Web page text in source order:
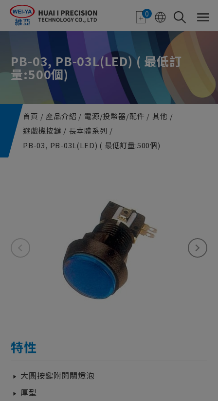
0
PB-03, PB-03L(LED) ( 最低訂
量:500個)
首頁 產品介紹 電源/投幣器/配件
其他
遊戲機按鍵
長本體系列
PB-03, PB-03L(LED) ( 最低訂量:500個)
特性
大圓按鍵附開關燈泡
厚型
Cookie管理面板